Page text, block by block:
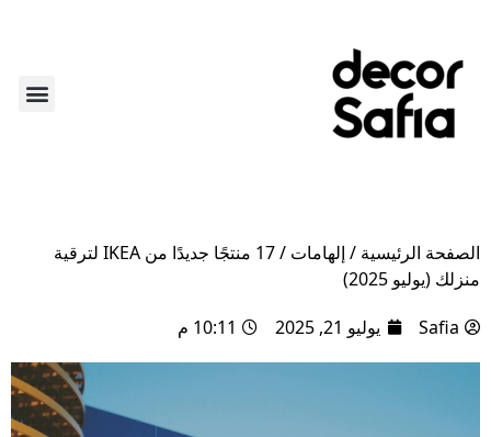
الصفحة الرئيسية / إلهامات /
17 منتجًا جديدًا من IKEA لترقية
منزلك (يوليو 2025)
Safia
يوليو 21, 2025 10:11 م